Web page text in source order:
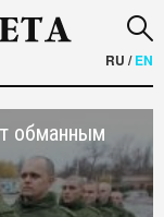
RU /EN
обманным